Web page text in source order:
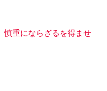
慎重にならざるを得ませ